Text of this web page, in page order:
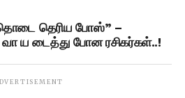
தொடை தெரிய போஸ்” –
ய டைத்து போன ரசிகர்கள்..!